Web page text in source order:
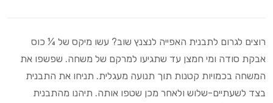
רוצים לגרום לתבנית האפייה לנצנץ שוב? עשו מיקס של ¼ כוס
אבקת סודה ומי חמצן עד שתגיעו למרקם של משחה. שפשפו את
המשחה בכמויות קטנות תוך תנועה מעגלית. תניחו את התבנית
בצד לשעתיים-שלוש ולאחר מכן שטפו אותה. תיהנו מהתבנית